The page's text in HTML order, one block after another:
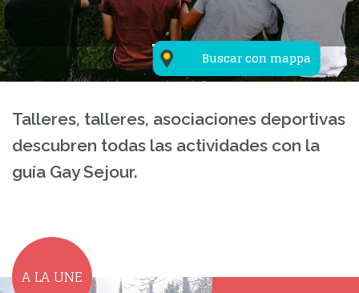
Buscar con mappa
Talleres, talleres, asociaciones deportivas
descubren todas las actividades con la
guía Gay Sejour.
A LA UNE